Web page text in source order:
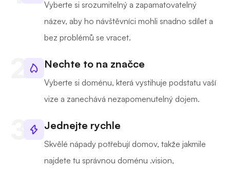
Vyberte si srozumitelný a zapamatovatelný
název, aby ho návštěvníci mohli snadno sdílet a
bez problémů se vracet.
Nechte to na značce
Vyberte si doménu, která vystihuje podstatu vaší
vize a zanechává nezapomenutelný dojem.
Jednejte rychle
Skvělé nápady potřebují domov, takže jakmile
najdete tu správnou doménu .vision,